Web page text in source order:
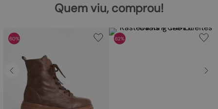
Quem viu, comprou!
60% 62%